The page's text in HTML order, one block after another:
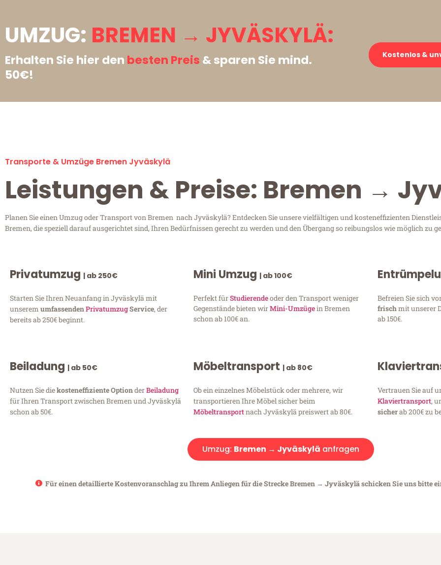
UMZUG: BREMEN → JYVÄSKYLÄ:
Erhalten Sie hier den besten Preis & sparen Sie mind.
50€!
Kostenlos &
Transporte & Umzüge Bremen Jyväskylä
Leistungen & Preise: Bremen →
Planen Sie einen Umzug oder Transport von Bremen nach Jyväskylä? Entdecken Sie unsere vielfältigen und kosteneffizienten
Bremen, die speziell darauf ausgerichtet sind, Ihren Bedürfnissen gerecht zu werden und den Übergang so reibungslos wie möglich zu
Privatumzug | ab 250€
Starten Sie Ihren Neuanfang in Jyväskylä mit
unserem umfassendenPrivatumzugService, der
bereits ab 250€ beginnt.
Mini Umzug | ab 100€
Perfekt fürStudierendeoder den Transport weniger
Gegenstände bieten wirMini-Umzügein Bremen
schon ab 100€ an.
Befreien Sie sich
frischmit unserer
ab 150€.
Beiladung | ab 50€
Nutzen Sie diekosteneffiziente OptionderBeiladung
für Ihren Transport zwischen Bremen und Jyväskylä
schon ab 50€.
Möbeltransport | ab 80€
Ob ein einzelnes Möbelstück oder mehrere, wir
transportieren Ihre Möbel sicher beim
Möbeltransportnach Jyväskylä preiswert ab 80€.
Vertrauen Sie auf
Klaviertransport,
sicherab 200€ zu
Umzug: Bremen → Jyväskylä anfragen
Für einen detaillierte Kostenvoranschlag zu Ihrem Anliegen für die Strecke Bremen → Jyväskylä schicken Sie uns bitte